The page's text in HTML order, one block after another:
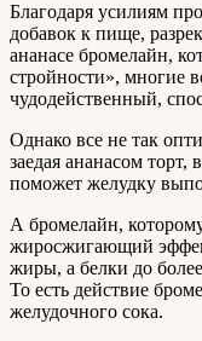
Благодаря усилиям
добавок к пище,
ананасе бромелайн,
стройности», многие
чудодейственный,
Однако все не так
заедая ананасом торт,
поможет желудку
А бромелайн,
жиросжигающий
жиры, а белки до
То есть действие
желудочного сока.